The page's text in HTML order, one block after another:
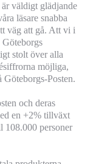
väldigt glädjande
läsare snabba
väg att gå. Att vi i
stolt över alla
möjliga,
Posten.
och deras
en +2% tillväxt
108.000 personer